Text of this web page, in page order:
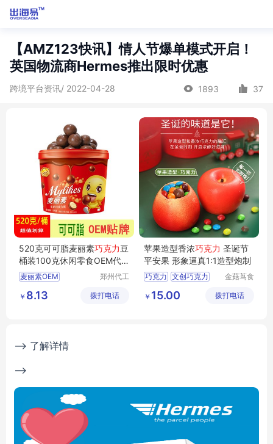
【AMZ123快讯】情人节爆单模式开启！
英国物流商Hermes推出限时优惠
跨境平台资讯/ 2022-04-28 1893 37
520克可可脂麦丽素巧克力豆
桶装100克休闲零食OEM代
工
麦丽素OEM
巧克力贴牌
郑州代工
技有限公
￥ 8.13 拨打电话
苹果造型香浓巧克力 圣诞节
平安果 形象逼真1:1造型炮制
巧克力 文创巧克力
金菇茑食
有限责任
￥ 15.00 拨打电话
--> 了解详情
-->